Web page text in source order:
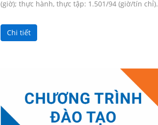
(giờ); thực hành, thực tập: 1.501/94 (giờ/tín chỉ).
Chi tiết